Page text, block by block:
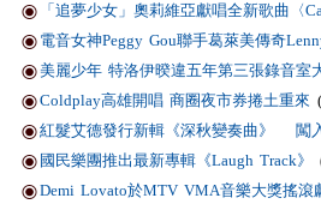
「追夢少女」奧莉維亞獻唱全新歌曲〈
電音女神Peggy Gou聯手葛萊美傳奇
美麗少年 特洛伊暌違五年第三張錄音室
Coldplay高雄開唱 商圈夜市券捲土重來 (
紅髮艾德發行新輯《深秋變奏曲》 闖
國民樂團推出最新專輯《Laugh Track》
Demi Lovato於MTV VMA音樂大獎搖滾